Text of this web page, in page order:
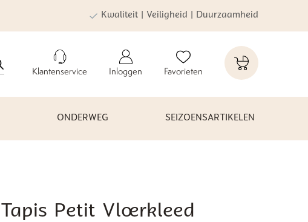
Kwaliteit | Veiligheid | Duurzaamheid
Klantenservice Inloggen Favorieten
ONDERWEG SEIZOENSARTIKELEN
Tapis Petit Vloerkleed